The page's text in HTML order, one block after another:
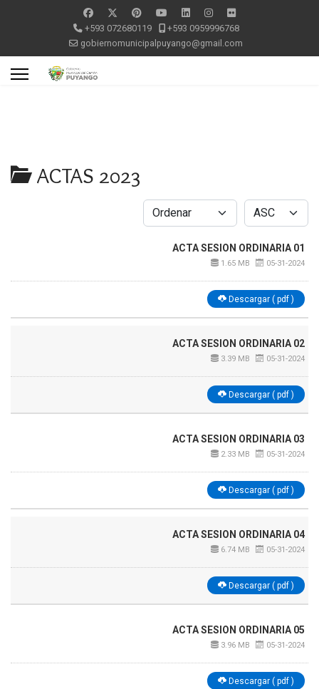
+593 072680119
+593 0959996768
gobiernomunicipalpuyango@gmail.com
ACTAS 2023
ACTA SESION ORDINARIA 01
1.65 MB 05-31-2024
Descargar ( pdf )
ACTA SESION ORDINARIA 02
3.39 MB 05-31-2024
Descargar ( pdf )
ACTA SESION ORDINARIA 03
2.33 MB 05-31-2024
Descargar ( pdf )
ACTA SESION ORDINARIA 04
6.74 MB 05-31-2024
Descargar ( pdf )
ACTA SESION ORDINARIA 05
3.96 MB 05-31-2024
Descargar ( pdf )